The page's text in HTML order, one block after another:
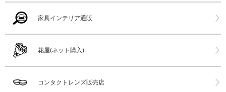
家具インテリア通販
花屋(ネット購入)
コンタクトレンズ販売店